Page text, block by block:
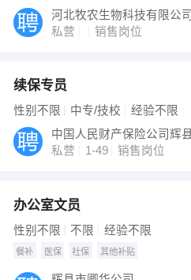
河北牧农生物科技有限公司
私营
销售岗位
续保专员
性别不限 中专/技校 经验不限
私营
1-49 销售岗位
办公室文员
性别不限 不限 经验不限
餐补 医保 社保 其他补贴